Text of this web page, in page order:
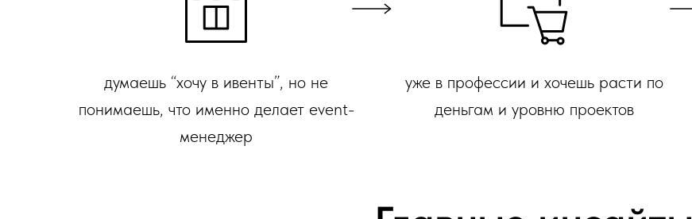
думаешь “хочу в ивенты”, но не
понимаешь, что именно делает event-
менеджер
уже в профессии и хочешь расти по
деньгам и уровню проектов